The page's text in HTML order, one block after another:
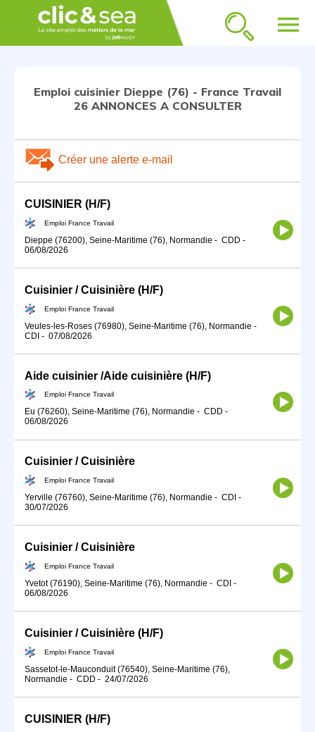
menu
Emploi cuisinier Dieppe (76) - France Travail
26 ANNONCES A CONSULTER
Créer une alerte e-mail
CUISINIER (H/F)
Emploi France Travail
Dieppe (76200), Seine-Maritime (76), Normandie - CDD -
06/08/2026
Cuisinier / Cuisinière (H/F)
Emploi France Travail
Veules-les-Roses (76980), Seine-Maritime (76), Normandie -
CDI - 07/08/2026
Aide cuisinier /Aide cuisinière (H/F)
Emploi France Travail
Eu (76260), Seine-Maritime (76), Normandie - CDD -
06/08/2026
Cuisinier / Cuisinière
Emploi France Travail
Yerville (76760), Seine-Maritime (76), Normandie - CDI -
30/07/2026
Cuisinier / Cuisinière
Emploi France Travail
Yvetot (76190), Seine-Maritime (76), Normandie - CDI -
06/08/2026
Cuisinier / Cuisinière (H/F)
Emploi France Travail
Sassetot-le-Mauconduit (76540), Seine-Maritime (76),
Normandie - CDD - 24/07/2026
CUISINIER (H/F)